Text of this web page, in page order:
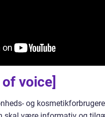
voice]
og